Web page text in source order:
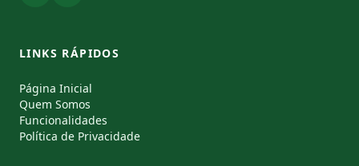
LINKS RÁPIDOS
Página Inicial
Quem Somos
Funcionalidades
Política de Privacidade